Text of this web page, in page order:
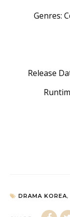
Genres:
Release
DRAMA KOREA,